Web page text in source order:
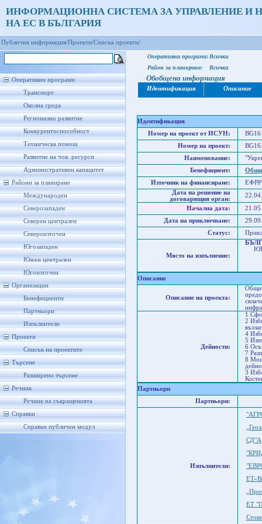
ИНФОРМАЦИОННА СИСТЕМА ЗА УПРАВЛЕНИЕ И
НА ЕС В БЪЛГАРИЯ
Публична информация/Проекти/Списък проекти/
Оперативни програми
Транспорт
Околна среда
Регионално развитие
Конкурентоспособност
Техническа помощ
Развитие на чов. ресурси
Административен капацитет
Райони за планиране
Международен
Северозападен
Северен централен
Североизточен
Югозападен
Южен централен
Югоизточен
Организации
Бенефициенти
Партньори
Изпълнители
Проекти
Списък на проектите
Търсене
Разширено търсене
Речник
Речник на съкращенията
Справки
Справки публичен модул
Оперативна програма: Всички
Район за планиране:
Всички
Обобщена информация
Идентификация Описание
Идентификация
Номер на проект от ИСУН:
Номер на проект:
Наименование:
Бенефициент:
Източник на финансиране:
Дата на решение на
договарящия орган:
Начална дата:
Дата на приключване:
Статус:
Място на изпълнение:
Описание
Описание на проекта:
Дейности:
1
2
4
5
6
7
8
3
Партньори
Партньори:
Изпълнители:
ЕТ